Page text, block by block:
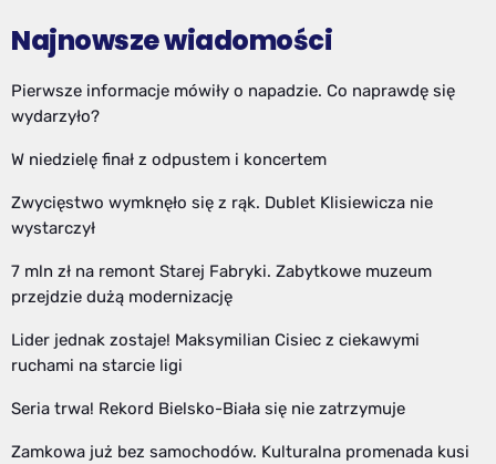
Najnowsze wiadomości
Pierwsze informacje mówiły o napadzie. Co naprawdę się
wydarzyło?
W niedzielę finał z odpustem i koncertem
Zwycięstwo wymknęło się z rąk. Dublet Klisiewicza nie
wystarczył
7 mln zł na remont Starej Fabryki. Zabytkowe muzeum
przejdzie dużą modernizację
Lider jednak zostaje! Maksymilian Cisiec z ciekawymi
ruchami na starcie ligi
Seria trwa! Rekord Bielsko-Biała się nie zatrzymuje
Zamkowa już bez samochodów. Kulturalna promenada kusi